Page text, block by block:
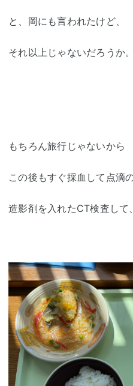
と、岡にも言われたけど、
それ以上じゃないだろうか
もちろん旅行じゃないから
この後もすぐ採血して点滴
造影剤を入れたCT検査して、